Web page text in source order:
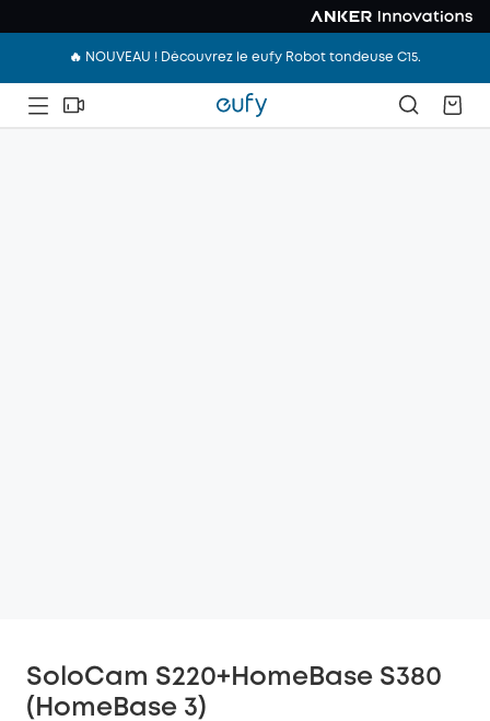
🔥 NOUVEAU ! Découvrez le eufy Robot tondeuse C15.
SoloCam S220+HomeBase S380
(HomeBase 3)